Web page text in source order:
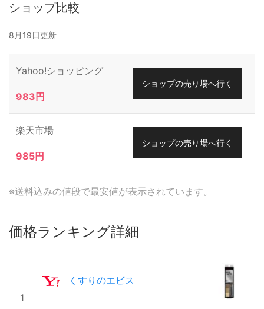
ショップ比較
8月19日更新
Yahoo!ショッピング
983円
ショップの売り場へ行く
楽天市場
985円
ショップの売り場へ行く
※送料込みの値段で最安値が表示されています。
価格ランキング詳細
1
くすりのエビス